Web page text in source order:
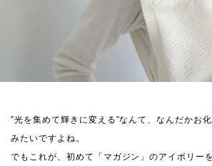
”光を集めて輝きに変える”なんて、なんだかお
みたいですよね。
でもこれが、初めて「マガジン」のアイボリー